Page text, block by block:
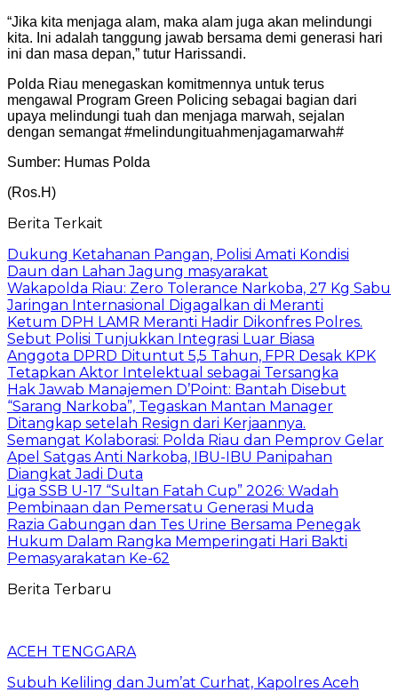
“Jika kita menjaga alam, maka alam juga akan melindungi
kita. Ini adalah tanggung jawab bersama demi generasi hari
ini dan masa depan,” tutur Harissandi.
Polda Riau menegaskan komitmennya untuk terus
mengawal Program Green Policing sebagai bagian dari
upaya melindungi tuah dan menjaga marwah, sejalan
dengan semangat #melindungituahmenjagamarwah#
Sumber: Humas Polda
(Ros.H)
Berita Terkait
Dukung Ketahanan Pangan, Polisi Amati Kondisi
Daun dan Lahan Jagung masyarakat
Wakapolda Riau: Zero Tolerance Narkoba, 27 Kg Sabu
Jaringan Internasional Digagalkan di Meranti
Ketum DPH LAMR Meranti Hadir Dikonfres Polres.
Sebut Polisi Tunjukkan Integrasi Luar Biasa
Anggota DPRD Dituntut 5,5 Tahun, FPR Desak KPK
Tetapkan Aktor Intelektual sebagai Tersangka
Hak Jawab Manajemen D’Point: Bantah Disebut
“Sarang Narkoba”, Tegaskan Mantan Manager
Ditangkap setelah Resign dari Kerjaannya.
Semangat Kolaborasi: Polda Riau dan Pemprov Gelar
Apel Satgas Anti Narkoba, IBU-IBU Panipahan
Diangkat Jadi Duta
Liga SSB U-17 “Sultan Fatah Cup” 2026: Wadah
Pembinaan dan Pemersatu Generasi Muda
Razia Gabungan dan Tes Urine Bersama Penegak
Hukum Dalam Rangka Memperingati Hari Bakti
Pemasyarakatan Ke-62
Berita Terbaru
ACEH TENGGARA
Subuh Keliling dan Jum’at Curhat, Kapolres Aceh